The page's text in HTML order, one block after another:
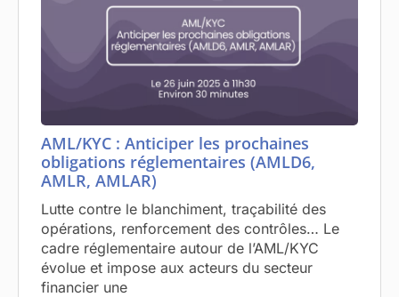
AML/KYC : Anticiper les prochaines
obligations réglementaires (AMLD6,
AMLR, AMLAR)
Lutte contre le blanchiment, traçabilité des
opérations, renforcement des contrôles… Le
cadre réglementaire autour de l’AML/KYC
évolue et impose aux acteurs du secteur
financier une